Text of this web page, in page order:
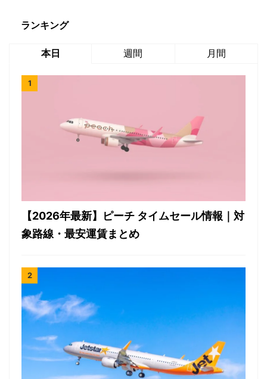
ランキング
本日 週間 月間
【2026年最新】ピーチ タイムセール情報｜対
象路線・最安運賃まとめ